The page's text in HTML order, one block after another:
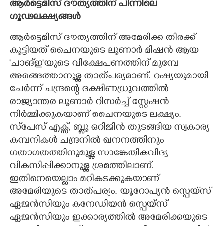
ആർട്ടെമിസ് ദൗത്യത്തിന് പിന്നിലെ
ഗൂഢലക്ഷ്യങ്ങൾ
ആർട്ടെമിസ് ദൗത്യത്തിന് അമേരിക്ക തിരക്ക്
കൂട്ടിയത് ചെെനയുടെ ലൂണാർ മിഷൻ ആയ
'ചാങ്ഇ'യുടെ വിക്ഷേപണത്തിന് മുമ്പേ
അങ്ങെത്താനുള്ള താത്പര്യമാണ്. റഷ്യയുമായി
ചേർന്ന് ചന്ദ്രന്റെ ദക്ഷിണധ്രുവത്തിൽ
രാജ്യാന്തര ലൂണാർ റിസർച്ച് സ്റ്റേഷൻ
നിർമ്മിക്കുകയാണ് ചൈനയുടെ ലക്ഷ്യം.
സ്‌പേസ് എക്സ്, ബ്ലൂ ഒറിജിൻ തുടങ്ങിയ സ്വകാര്യ
കമ്പനികൾ ചന്ദ്രനിൽ ഖനനത്തിനും
ഗതാഗതത്തിനുമുള്ള സാങ്കേതികവിദ്യ
വികസിപ്പിക്കാനുള്ള ശ്രമത്തിലാണ്.
ഇതിനെയെല്ലാം മറികടക്കുകയാണ്
അമേരിയുടെ താത്പര്യം. യൂറോപ്യൻ സ്പെയ്സ്
ഏജൻസിയും കനേഡിയൻ സ്പെയ്സ്
ഏജൻസിയും ഇക്കാര്യത്തിൽ അമേരിക്കയുടെ